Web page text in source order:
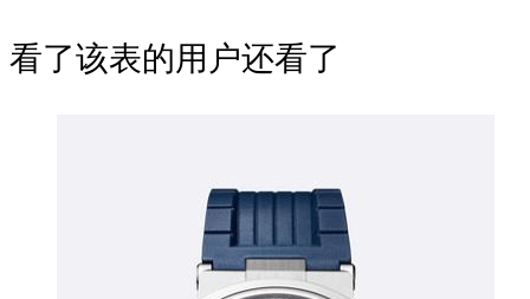
看了该表的用户还看了